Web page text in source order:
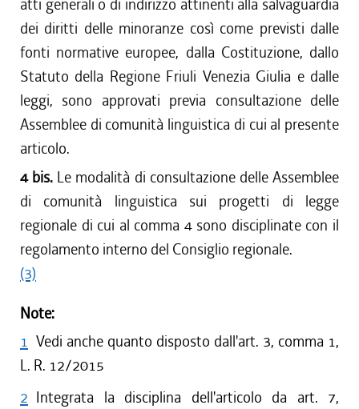
atti generali o di indirizzo attinenti alla salvaguardia
dei diritti delle minoranze così come previsti dalle
fonti normative europee, dalla Costituzione, dallo
Statuto della Regione Friuli Venezia Giulia e dalle
leggi, sono approvati previa consultazione delle
Assemblee di comunità linguistica di cui al presente
articolo.
4 bis. Le modalità di consultazione delle Assemblee
di comunità linguistica sui progetti di legge
regionale di cui al comma 4 sono disciplinate con il
regolamento interno del Consiglio regionale.
(3)
Note:
1 Vedi anche quanto disposto dall'art. 3, comma 1,
L. R. 12/2015
2 Integrata la disciplina dell'articolo da art. 7,